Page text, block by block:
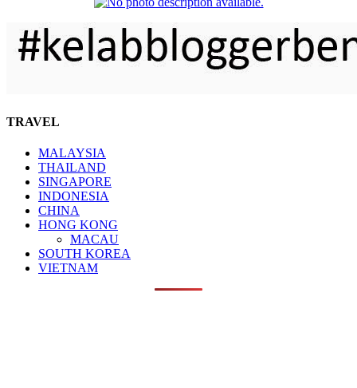
TRAVEL
MALAYSIA
THAILAND
SINGAPORE
INDONESIA
CHINA
HONG KONG
MACAU
SOUTH KOREA
VIETNAM